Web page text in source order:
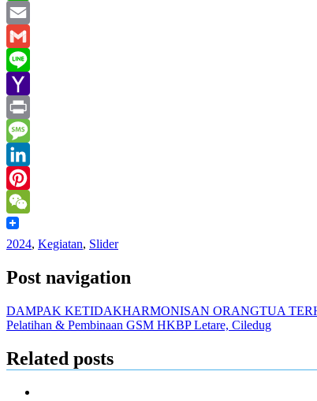
WhatsApp
Email
Gmail
Line
Yahoo
Mail
Print
Message
LinkedIn
Pinterest
WeChat
2024, Kegiatan, Slider
Post navigation
DAMPAK KETIDAKHARMONISAN ORANGTUA
Pelatihan & Pembinaan GSM HKBP Letare, Ciledug
Related posts